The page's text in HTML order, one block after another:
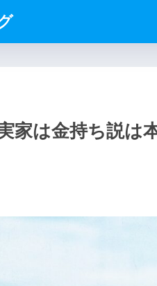
家は金持ち説は